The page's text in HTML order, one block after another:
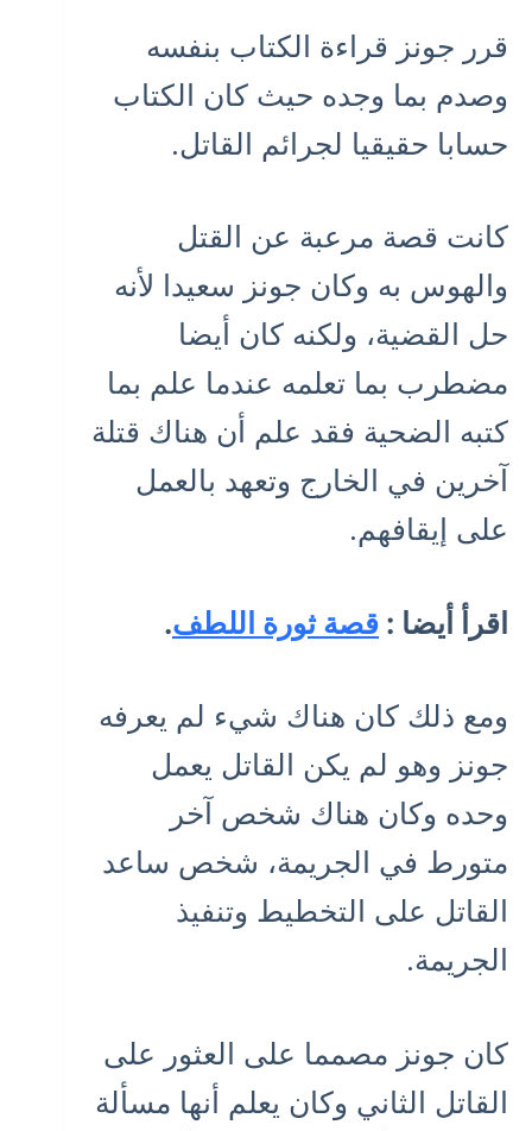
قرر جونز قراءة الكتاب بنفسه
وصدم بما وجده حيث كان الكتاب
حسابا حقيقيا لجرائم القاتل.
كانت قصة مرعبة عن القتل
والهوس به وكان جونز سعيدا لأنه
حل القضية، ولكنه كان أيضا
مضطرب بما تعلمه عندما علم بما
كتبه الضحية فقد علم أن هناك قتلة
آخرين في الخارج وتعهد بالعمل
على إيقافهم.
اقرأ أيضا : قصة ثورة اللطف.
ومع ذلك كان هناك شيء لم يعرفه
جونز وهو لم يكن القاتل يعمل
وحده وكان هناك شخص آخر
متورط في الجريمة، شخص ساعد
القاتل على التخطيط وتنفيذ
الجريمة.
كان جونز مصمما على العثور على
القاتل الثاني وكان يعلم أنها مسألة